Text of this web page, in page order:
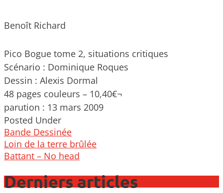
Benoît Richard
Pico Bogue tome 2, situations critiques
Scénario : Dominique Roques
Dessin : Alexis Dormal
48 pages couleurs – 10,40€¬
parution : 13 mars 2009
Posted Under
Bande Dessinée
Post
navigation
Loin de la terre brûlée
Battant – No head
Derniers articles